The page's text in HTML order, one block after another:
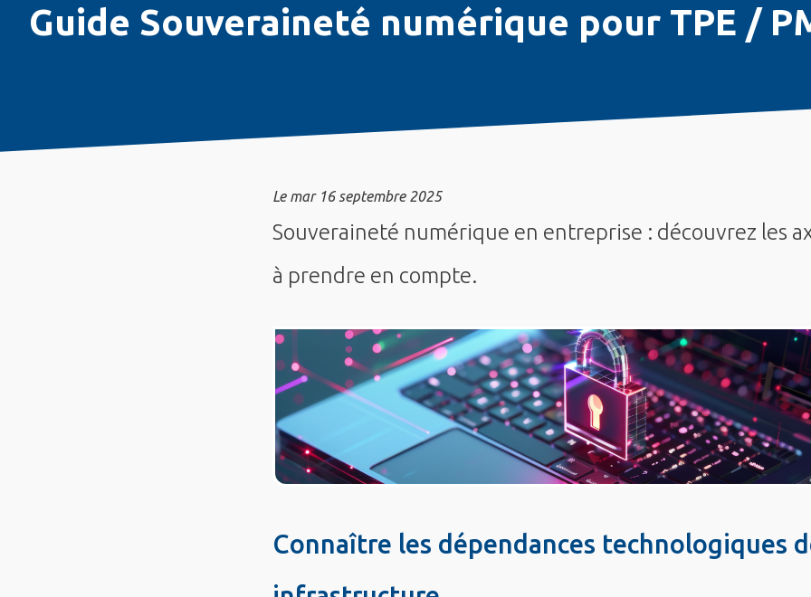
Guide Souveraineté numérique pour TPE /
Le mar 16 septembre 2025
Souveraineté numérique en entreprise : découvrez les
à prendre en compte.
Connaître les dépendances technologiques